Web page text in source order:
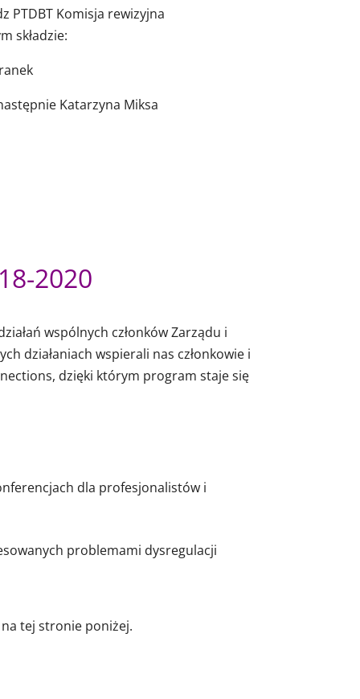
PTDBT Komisja rewizyjna
składzie:
Katarzyna Miksa
2020
wspólnych członków Zarządu i
działaniach wspierali nas członkowie i
dzięki którym program staje się
dla profesjonalistów i
problemami dysregulacji
tej stronie poniżej.